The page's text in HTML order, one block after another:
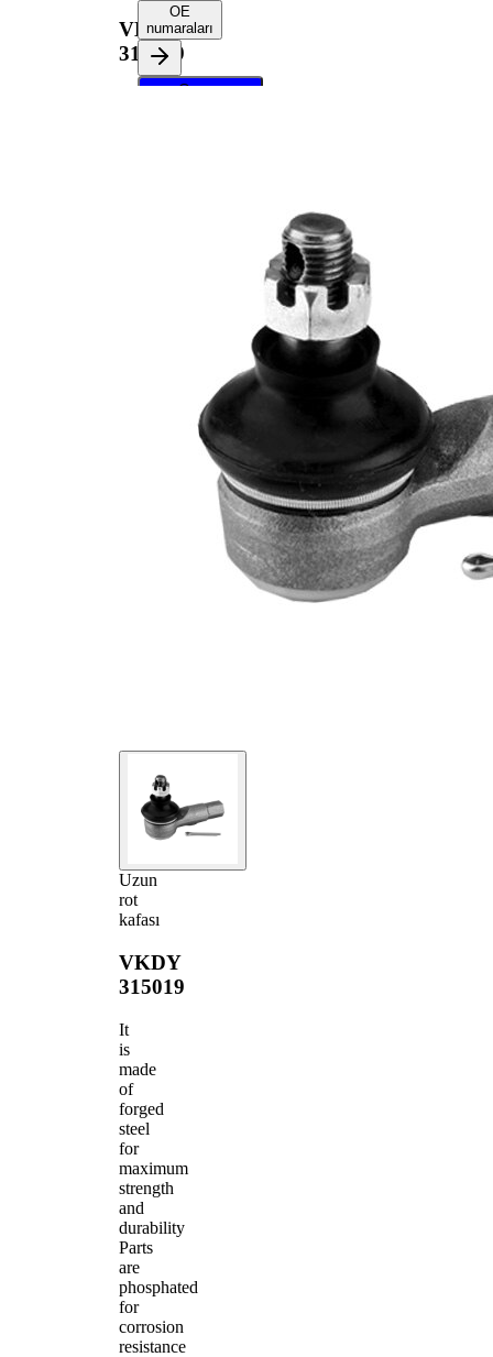
VKDY
315019
Uzun
rot
kafası
VKDY
315019
It
is
made
of
forged
steel
for
maximum
strength
and
durability
Parts
are
phosphated
for
corrosion
resistance
OE
numaraları
Onarım